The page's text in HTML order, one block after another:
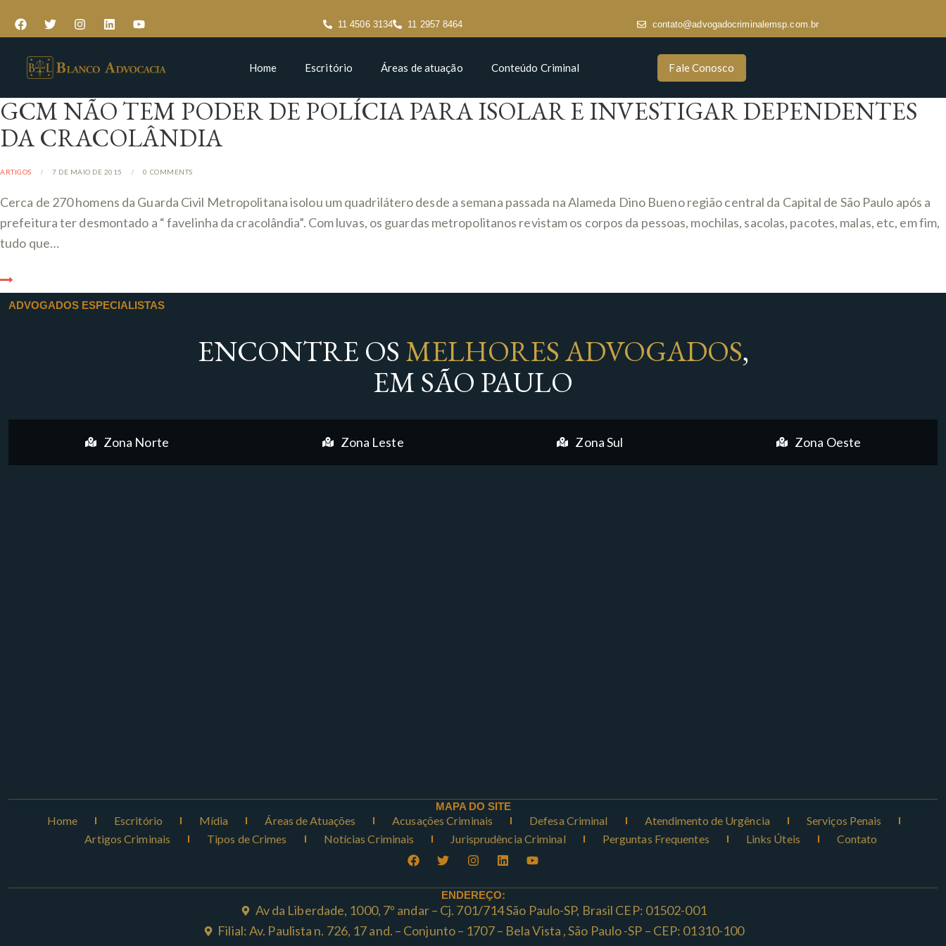
11 4506 3134 11 2957 8464 contato@advogadocriminalemsp.com.br
Home Escritório Áreas de atuação Conteúdo Criminal Fale Conosco
GCM NÃO TEM PODER DE POLÍCIA PARA ISOLAR E INVESTIGAR DEPENDENTES
DA CRACOLÂNDIA
ARTIGOS 7 DE MAIO DE 2015 0 COMMENTS
Cerca de 270 homens da Guarda Civil Metropolitana isolou um quadrilátero desde a semana passada na Alameda Dino Bueno região central da Capital de São Paulo após a
prefeitura ter desmontado a “ favelinha da cracolândia”. Com luvas, os guardas metropolitanos revistam os corpos da pessoas, mochilas, sacolas, pacotes, malas, etc, em fim,
tudo que…
ADVOGADOS ESPECIALISTAS
ENCONTRE OS MELHORES ADVOGADOS,
EM SÃO PAULO
Zona Norte Zona Leste Zona Sul Zona Oeste
MAPA DO SITE
Home Escritório Mídia Áreas de Atuações Acusações Criminais Defesa Criminal Atendimento de Urgência
Serviços Penais
Artigos Criminais
Tipos de Crimes Notícias Criminais Jurisprudência Criminal Perguntas Frequentes Links Úteis Contato
ENDEREÇO:
Av da Liberdade, 1000, 7º andar – Cj. 701/714 São Paulo-SP, Brasil CEP: 01502-001
Filial: Av. Paulista n. 726, 17 and. – Conjunto – 1707 – Bela Vista , São Paulo -SP – CEP: 01310-100